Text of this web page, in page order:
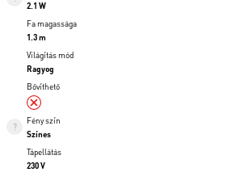
2.1 W
Fa magassága
1.3 m
Világítás mód
Ragyog
Bővíthető
Fény szín
Színes
Tápellátás
230 V